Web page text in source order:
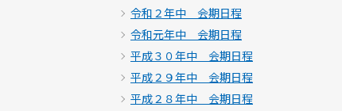
令和２年中 会期日程
令和元年中 会期日程
平成３０年中 会期日程
平成２９年中 会期日程
平成２８年中 会期日程